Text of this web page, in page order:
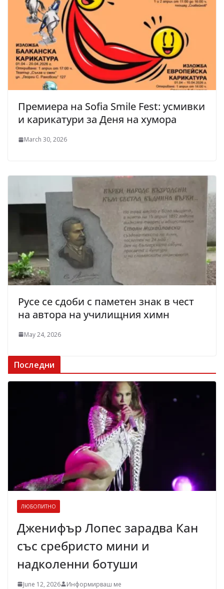
Премиера на Sofia Smile Fest: усмивки
и карикатури за Деня на хумора
March 30, 2026
Русе се сдоби с паметен знак в чест
на автора на училищния химн
May 24, 2026
Последни
ЛЮБОПИТНО
Дженифър Лопес зарадва Кан
със сребристо мини и
надколенни ботуши
June 12, 2026 Информирваш ме